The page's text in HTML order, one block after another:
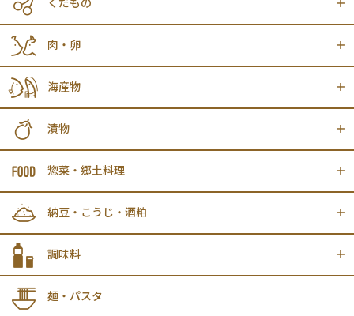
くだもの
肉・卵
海産物
漬物
惣菜・郷土料理
納豆・こうじ・酒粕
調味料
麺・パスタ